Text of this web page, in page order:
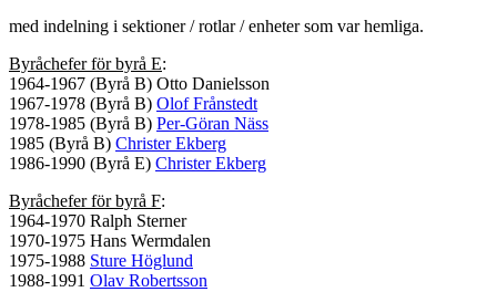
med indelning i sektioner / rotlar / enheter som var hemliga.
Byråchefer för byrå E:
1964-1967 (Byrå B) Otto Danielsson
1967-1978 (Byrå B) Olof Frånstedt
1978-1985 (Byrå B) Per-Göran Näss
1985 (Byrå B) Christer Ekberg
1986-1990 (Byrå E) Christer Ekberg
Byråchefer för byrå F:
1964-1970 Ralph Sterner
1970-1975 Hans Wermdalen
1975-1988 Sture Höglund
1988-1991 Olav Robertsson